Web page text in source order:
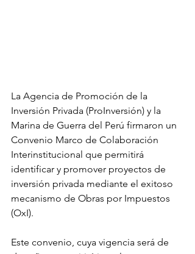
La Agencia de Promoción de la
Inversión Privada (ProInversión) y la
Marina de Guerra del Perú firmaron un
Convenio Marco de Colaboración
Interinstitucional que permitirá
identificar y promover proyectos de
inversión privada mediante el exitoso
mecanismo de Obras por Impuestos
(OxI).
Este convenio, cuya vigencia será de